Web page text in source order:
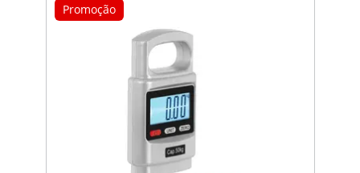
Promoção